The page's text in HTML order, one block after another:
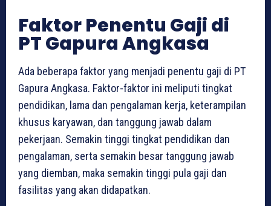
Faktor Penentu Gaji di
PT Gapura Angkasa
Ada beberapa faktor yang menjadi penentu gaji di PT
Gapura Angkasa. Faktor-faktor ini meliputi tingkat
pendidikan, lama dan pengalaman kerja, keterampilan
khusus karyawan, dan tanggung jawab dalam
pekerjaan. Semakin tinggi tingkat pendidikan dan
pengalaman, serta semakin besar tanggung jawab
yang diemban, maka semakin tinggi pula gaji dan
fasilitas yang akan didapatkan.